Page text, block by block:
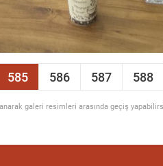
585 586 587 588
galeri resimleri arasında geçiş